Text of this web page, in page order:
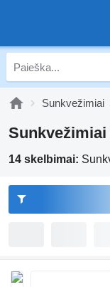
Sunkvežimiai
14 skelbimai: